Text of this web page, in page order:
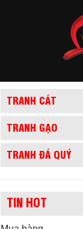
TRANH CÁT
TRANH GẠO
TRANH ĐÁ QUÝ
TIN HOT